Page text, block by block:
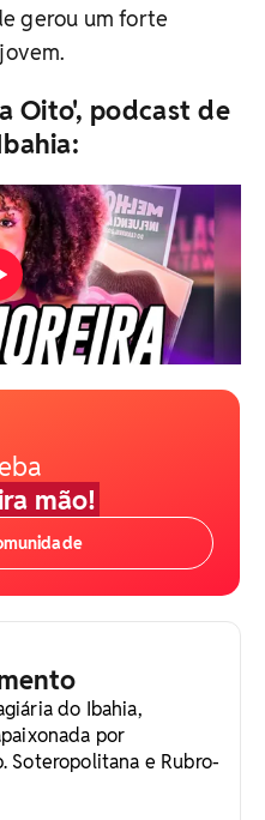
gerou um forte
Oito', podcast de
mão!
do Ibahia,
por
Soteropolitana e Rubro-